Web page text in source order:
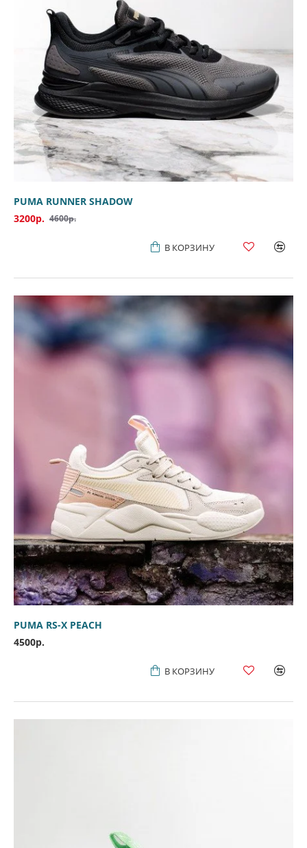
PUMA RUNNER SHADOW
3200р. 4600р.
В КОРЗИНУ
PUMA RS-X PEACH
4500р.
В КОРЗИНУ